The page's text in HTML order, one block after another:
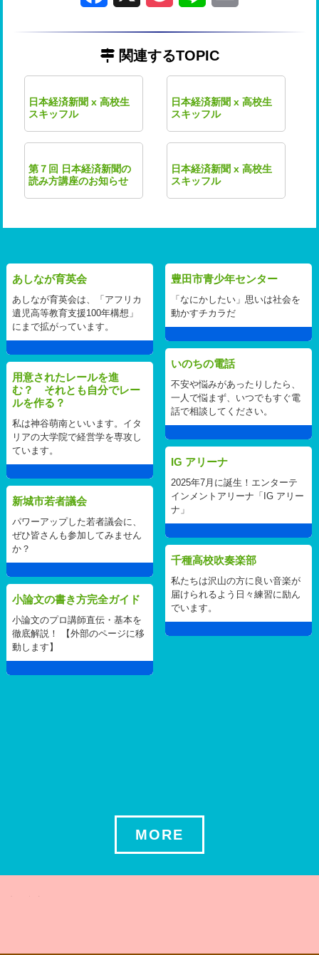
関連するTOPIC
日本経済新聞 x 高校生
スキッフル
日本経済新聞 x 高校生
スキッフル
第７回 日本経済新聞の
読み方講座のお知らせ
日本経済新聞 x 高校生
スキッフル
あしなが育英会
あしなが育英会は、「アフリカ
遺児高等教育支援100年構想」
にまで拡がっています。
豊田市青少年センター
「なにかしたい」思いは社会を
動かすチカラだ
いのちの電話
不安や悩みがあったりしたら、
一人で悩まず、いつでもすぐ電
話で相談してください。
用意されたレールを進
む？ それとも自分でレー
ルを作る？
私は神谷萌南といいます。イタ
リアの大学院で経営学を専攻し
ています。
IG アリーナ
2025年7月に誕生！エンターテ
インメントアリーナ「IG アリー
ナ」
新城市若者議会
パワーアップした若者議会に、
ぜひ皆さんも参加してみません
か？
千種高校吹奏楽部
私たちは沢山の方に良い音楽が
届けられるよう日々練習に励ん
でいます。
小論文の書き方完全ガイド
小論文のプロ講師直伝・基本を
徹底解説！ 【外部のページに移
動します】
MORE